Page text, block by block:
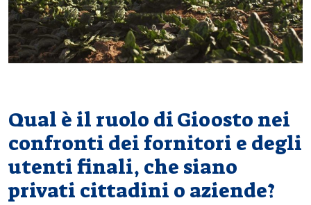
Qual è il ruolo di Gioosto nei
confronti dei fornitori e degli
utenti finali, che siano
privati cittadini o aziende?